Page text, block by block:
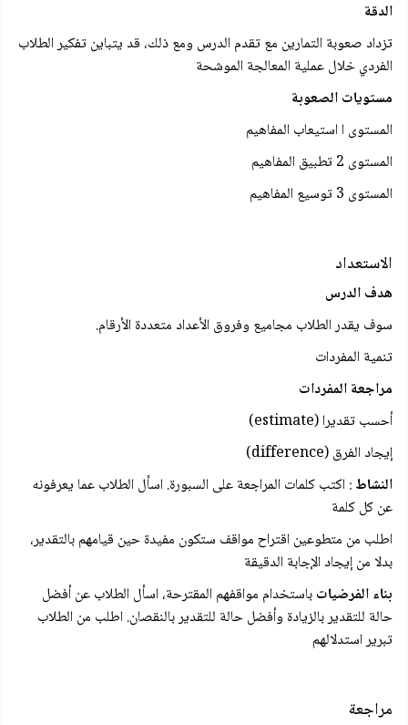
الدقة
تزداد صعوبة التمارين مع تقدم الدرس ومع ذلك، قد يتباين تفكير الطلاب
الفردي خلال عملية المعالجة الموشحة
مستويات الصعوبة
المستوى ا استيعاب المفاهيم
المستوى 2 تطبيق المفاهيم
المستوى 3 توسيع المفاهيم
الاستعداد
هدف الدرس
سوف يقدر الطلاب مجاميع وفروق الأعداد متعددة الأرقام.
تنمية المفردات
مراجعة المفردات
أحسب تقديرا (estimate)
إيجاد الفرق (difference)
النشاط: اكتب كلمات المراجعة على السبورة. اسأل الطلاب عما يعرفونه
عن كل كلمة
اطلب من متطوعين اقتراح مواقف ستكون مفيدة حين قيامهم بالتقدير،
بدلا من إيجاد الإجابة الدقيقة
بناء الفرضياتباستخدام مواقفهم المقترحة، اسأل الطلاب عن أفضل
حالة للتقدير بالزيادة وأفضل حالة للتقدير بالنقصان. اطلب من الطلاب
تبرير استدلالهم
مراجعة